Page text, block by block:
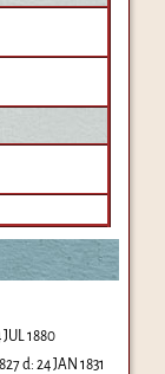
JUL 1880
d:24 JAN 1831